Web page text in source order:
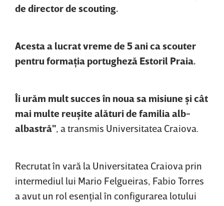
de director de scouting.
Acesta a lucrat vreme de 5 ani ca scouter
pentru formaţia portugheză Estoril Praia.
Îi urăm mult succes în noua sa misiune şi cât
mai multe reuşite alături de familia alb-
albastră", a transmis Universitatea Craiova.
Recrutat în vară la Universitatea Craiova prin
intermediul lui Mario Felgueiras, Fabio Torres
a avut un rol esenţial în configurarea lotului